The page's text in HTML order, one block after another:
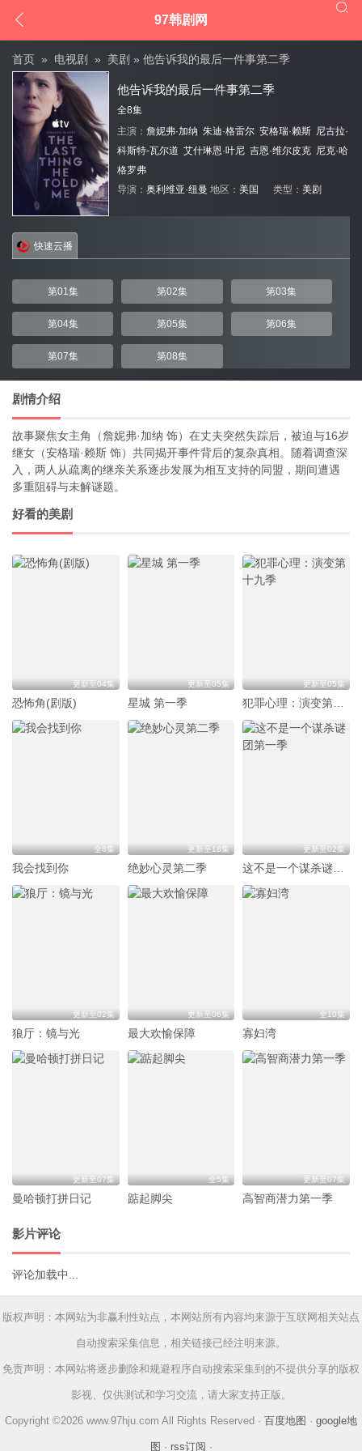
97韩剧网


首页 » 电视剧 » 美剧 » 他告诉我的最后一件事第二季
他告诉我的最后一件事第二季
全8集
主演： 詹妮弗·加纳 朱迪·格雷尔 安格瑞·赖斯 尼古拉·
科斯特-瓦尔道 艾什琳恩·叶尼 吉恩·维尔皮克 尼克·哈
格罗弗
导演： 奥利维亚·纽曼 地区： 美国 类型： 美剧
快速云播
第01集 第02集 第03集
第04集 第05集 第06集
第07集 第08集
剧情介绍
故事聚焦女主角（詹妮弗·加纳 饰）在丈夫突然失踪后，被迫与16岁
继女（安格瑞·赖斯 饰）共同揭开事件背后的复杂真相。随着调查深
入，两人从疏离的继亲关系逐步发展为相互支持的同盟，期间遭遇
多重阻碍与未解谜题。
好看的美剧
更新至04集
恐怖角(剧版)
更新至05集
星城 第一季
更新至05集
全8集
我会找到你
更新至18集
绝妙心灵第二季
更新至02集
更新至02集
狼厅：镜与光
更新至06集
最大欢愉保障
全10集
寡妇湾
更新至07集
曼哈顿打拼日记
全5集
踮起脚尖
更新至07集
高智商潜力第一季
影片评论
评论加载中...
版权声明：本网站为非赢利性站点，本网站所有内容均来源于互联网相关站点
自动搜索采集信息，相关链接已经注明来源。
免责声明：本网站将逐步删除和规避程序自动搜索采集到的不提供分享的版权
影视、仅供测试和学习交流，请大家支持正版。
Copyright ©2026 www.97hju.com All Rights Reserved · 百度地图 · google地
图 · rss订阅 ·